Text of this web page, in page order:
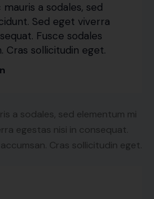
a sodales, sed
Sed eget viverra
Fusce sodales
Cras sollicitudin eget.
a sodales, sed elementum mi
egestas nisi in consequat.
Cras sollicitudin eget.